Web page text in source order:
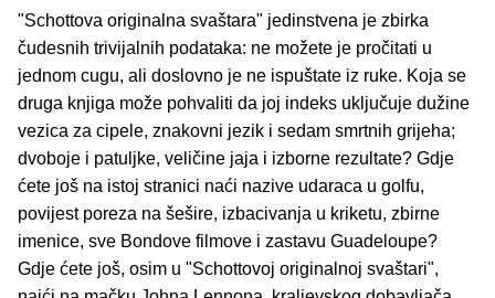
"Schottova originalna svaštara" jedinstvena je zbirka
čudesnih trivijalnih podataka: ne možete je pročitati u
jednom cugu, ali doslovno je ne ispuštate iz ruke. Koja se
druga knjiga može pohvaliti da joj indeks uključuje dužine
vezica za cipele, znakovni jezik i sedam smrtnih grijeha;
dvoboje i patuljke, veličine jaja i izborne rezultate? Gdje
ćete još na istoj stranici naći nazive udaraca u golfu,
povijest poreza na šešire, izbacivanja u kriketu, zbirne
imenice, sve Bondove filmove i zastavu Guadeloupe?
Gdje ćete još, osim u "Schottovoj originalnoj svaštari",